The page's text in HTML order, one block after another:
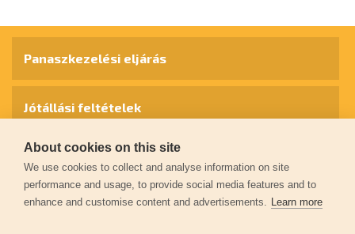
Panaszkezelési eljárás
Jótállási feltételek
Személyes adatok védelme
Kapcsolat
About cookies on this site
We use cookies to collect and analyse information on site
performance and usage, to provide social media features and to
enhance and customise content and advertisements. Learn more